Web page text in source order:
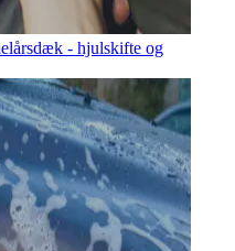
- hjulskifte og